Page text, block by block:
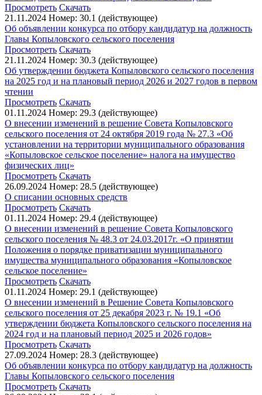
Просмотреть Скачать
21.11.2024 Номер: 30.1 (действующее)
Об объявлении конкурса по отбору кандидатур на должность
Главы Копыловского сельского поселения
Просмотреть Скачать
21.11.2024 Номер: 30.3 (действующее)
Об утверждении бюджета Копыловского сельского поселения
на 2025 год и на плановый период 2026 и 2027 годов в первом
чтении
Просмотреть Скачать
01.11.2024 Номер: 29.3 (действующее)
О внесении изменений в решение Совета Копыловского
сельского поселения от 24 октября 2019 года № 27.3 «Об
установлении на территории муниципального образования
«Копыловское сельское поселение» налога на имущество
физических лиц»
Просмотреть Скачать
26.09.2024 Номер: 28.5 (действующее)
О списании основных средств
Просмотреть Скачать
01.11.2024 Номер: 29.4 (действующее)
О внесении изменений в решение Совета Копыловского
сельского поселения № 48.3 от 24.03.2017г. «О принятии
Положения о порядке приватизации муниципального
имущества муниципального образования «Копыловское
сельское поселение»
Просмотреть Скачать
01.11.2024 Номер: 29.1 (действующее)
О внесении изменений в Решение Совета Копыловского
сельского поселения от 25 декабря 2023 г. № 19.1 «Об
утверждении бюджета Копыловского сельского поселения на
2024 год и на плановый период 2025 и 2026 годов»
Просмотреть Скачать
27.09.2024 Номер: 28.3 (действующее)
Об объявлении конкурса по отбору кандидатур на должность
Главы Копыловского сельского поселения
Просмотреть Скачать